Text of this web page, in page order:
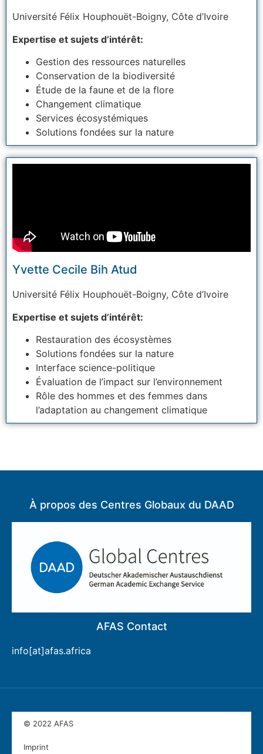
Université Félix Houphouët-Boigny, Côte d’Ivoire
Expertise et sujets d’intérêt:
Gestion des ressources naturelles
Conservation de la biodiversité
Étude de la faune et de la flore
Changement climatique
Services écosystémiques
Solutions fondées sur la nature
Yvette Cecile Bih Atud
Université Félix Houphouët-Boigny, Côte d’Ivoire
Expertise et sujets d’intérêt:
Restauration des écosystèmes
Solutions fondées sur la nature
Interface science-politique
Évaluation de l’impact sur l’environnement
Rôle des hommes et des femmes dans
l’adaptation au changement climatique
À propos des Centres Globaux du DAAD
AFAS Contact
info[at]afas.africa
© 2022 AFAS
Imprint